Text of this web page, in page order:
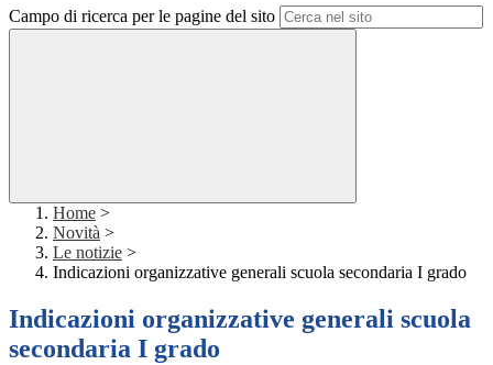
Campo di ricerca per le pagine del sito
Home >
Novità >
Le notizie >
Indicazioni organizzative generali scuola secondaria I grado
Indicazioni organizzative generali scuola
secondaria I grado